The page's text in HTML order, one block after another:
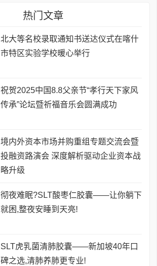
热门文章
北大等名校录取通知书送达仪式在喀什
市特区实验学校暖心举行
祝贺2025中国8.8父亲节“孝行天下家风
传承”论坛暨祈福音乐会圆满成功
境内外资本市场并购重组专题交流会暨
投融资路演会 深度解析驱动企业资本战
略升级
彻夜难眠?SLT酸枣仁胶囊——让你躺下
就困,整夜安睡到天亮!
SLT虎乳菌清肺胶囊——新加坡40年口
碑之选,清肺养肺更专业!